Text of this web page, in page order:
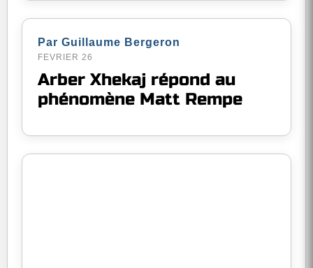
Par Guillaume Bergeron
FEVRIER 26
Arber Xhekaj répond au
phénomène Matt Rempe